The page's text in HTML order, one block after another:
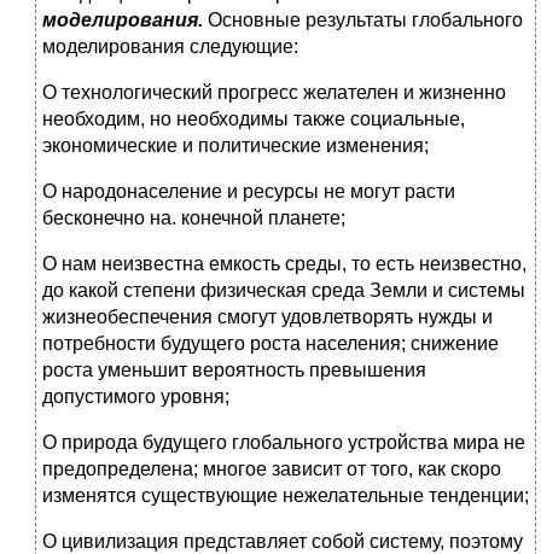
моделирова­ния. Основные результаты глобального
моделирования следу­ющие:
О технологический прогресс желателен и жизненно
необ­ходим, но необходимы также социальные,
экономичес­кие и политические изменения;
О народонаселение и ресурсы не могут расти
бесконечно на. конечной планете;
О нам неизвестна емкость среды, то есть неизвестно,
до какой степени физическая среда Земли и системы
жиз­необеспечения смогут удовлетворять нужды и
потребно­сти будущего роста населения; снижение
роста умень­шит вероятность превышения
допустимого уровня;
О природа будущего глобального устройства мира не
предопределена; многое зависит от того, как скоро
из­менятся существующие нежелательные тенденции;
О цивилизация представляет собой систему, поэтому